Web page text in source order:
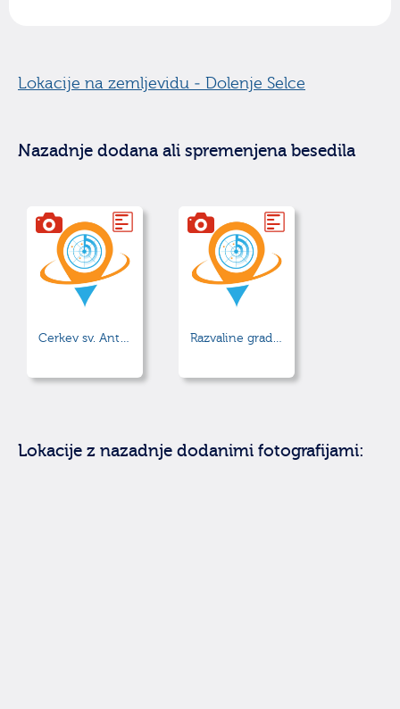
Lokacije na zemljevidu - Dolenje Selce
Nazadnje dodana ali spremenjena besedila
Cerkev sv. Antona Puščavnika Razvaline gradu Kozjak
Lokacije z nazadnje dodanimi fotografijami: